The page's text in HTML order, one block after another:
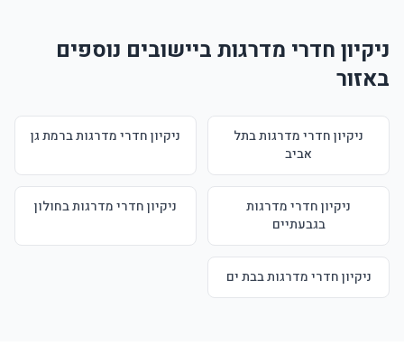
ניקיון חדרי מדרגות ביישובים נוספים
באזור
ניקיון חדרי מדרגות בתל
אביב
ניקיון חדרי מדרגות ברמת גן
ניקיון חדרי מדרגות
בגבעתיים
ניקיון חדרי מדרגות בחולון
ניקיון חדרי מדרגות בבת ים